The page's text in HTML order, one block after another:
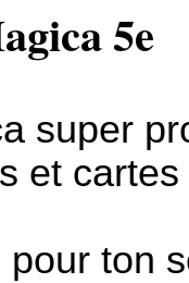
5e
super
et
ton